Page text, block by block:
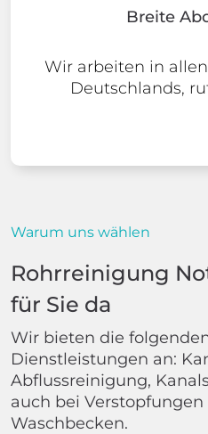
Breite
Wir arbeiten in
Deutschlands,
Warum uns wählen
Rohrreinigung
für Sie da
Wir bieten die
Dienstleistungen an:
Abflussreinigung,
auch bei
Waschbecken.